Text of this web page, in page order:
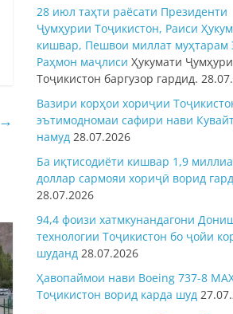
→
28 июл таҳти раёсати Президенти
Ҷумҳурии Тоҷикистон, Раиси
кишвар, Пешвои миллат муҳтарам
Раҳмон маҷлиси Ҳукумати
Тоҷикистон баргузор гардид.
Вазири корҳои хориҷии
эътимодномаи сафири нави
намуд 28.07.2026
Ба иқтисодиёти кишвар 1,9
доллар сармояи хориҷӣ ворид
28.07.2026
94,4 фоизи хатмкунандагони
технологии Тоҷикистон бо ҷойи
шуданд 28.07.2026
Ҳавопаймои нави Boeing 737-8
Тоҷикистон ворид карда шуд